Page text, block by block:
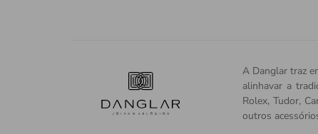
A Danglar traz
alinhavar a
Rolex, Tudor,
outros